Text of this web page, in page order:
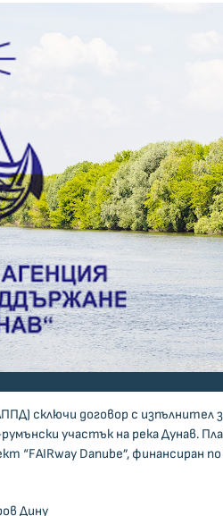
сключи договор с изпълнител
участък на река Дунав.
“FAIRway Danube”, финансиран